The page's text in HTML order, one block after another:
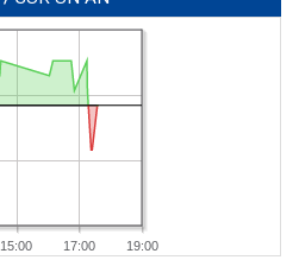
15:00 17:00 19:00